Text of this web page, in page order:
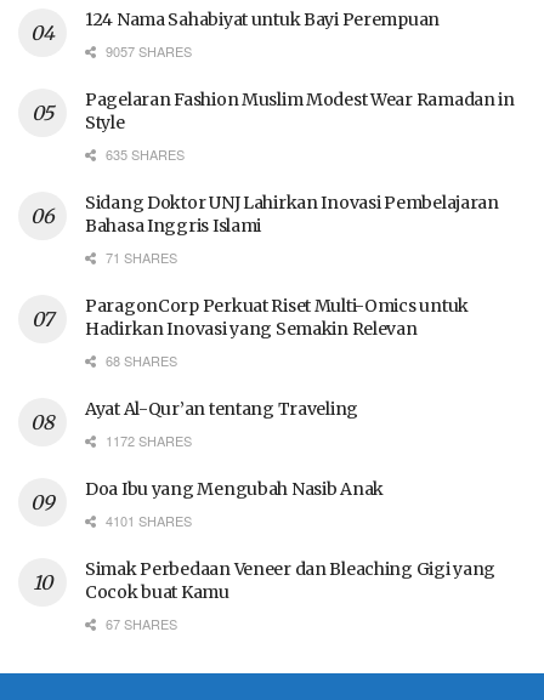
124 Nama Sahabiyat untuk Bayi Perempuan
9057 SHARES
Pagelaran Fashion Muslim Modest Wear Ramadan in
Style
635 SHARES
Sidang Doktor UNJ Lahirkan Inovasi Pembelajaran
Bahasa Inggris Islami
71 SHARES
ParagonCorp Perkuat Riset Multi-Omics untuk
Hadirkan Inovasi yang Semakin Relevan
68 SHARES
Ayat Al-Qur’an tentang Traveling
1172 SHARES
Doa Ibu yang Mengubah Nasib Anak
4101 SHARES
Simak Perbedaan Veneer dan Bleaching Gigi yang
Cocok buat Kamu
67 SHARES